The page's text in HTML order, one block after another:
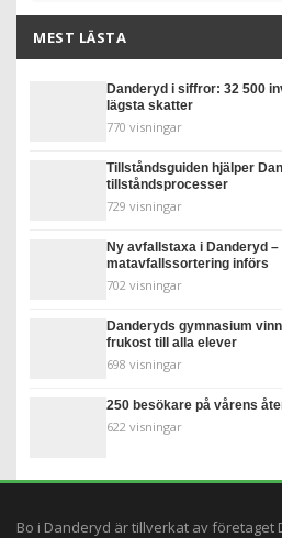
MEST LÄSTA
Danderyd i siffror: 32 500
lägsta skatter
770 visningar
Tillståndsguiden hjälper
tillståndsprocesser
729 visningar
Ny avfallstaxa i Danderyd
matavfallssortering införs
702 visningar
Danderyds gymnasium
frukost till alla elever
698 visningar
250 besökare på vårens
622 visningar
Bo i Danderyd är tillverkat av företaget